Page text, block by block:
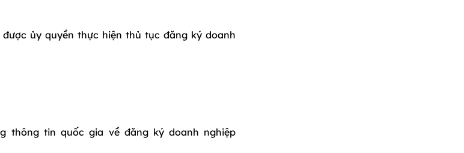
ủy quyền thực hiện thủ tục đăng ký doanh
thông tin quốc gia về đăng ký doanh nghiệp